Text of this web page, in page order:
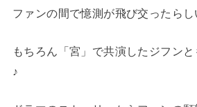
ファンの間で憶測が飛び交ったら
もちろん「宮」で共演したジフン
♪